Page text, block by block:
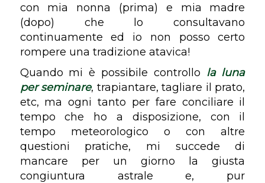
con mia nonna (prima) e mia madre
(dopo) che lo consultavano
continuamente ed io non posso certo
rompere una tradizione atavica!
Quando mi è possibile controllo la luna
per seminare, trapiantare, tagliare il prato,
etc, ma ogni tanto per fare conciliare il
tempo che ho a disposizione, con il
tempo meteorologico o con altre
questioni pratiche, mi succede di
mancare per un giorno la giusta
congiuntura astrale e, pur